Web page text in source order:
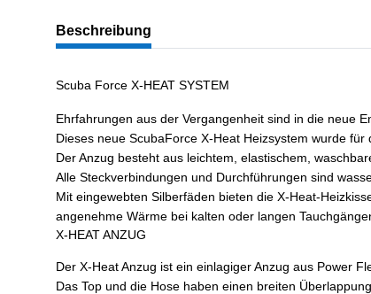
Beschreibung
Scuba Force X-HEAT SYSTEM
Ehrfahrungen aus der Vergangenheit sind in die neue
Dieses neue ScubaForce X-Heat Heizsystem wurde
Der Anzug besteht aus leichtem, elastischem,
Alle Steckverbindungen und Durchführungen sind
Mit eingewebten Silberfäden bieten die X-Heat-
angenehme Wärme bei kalten oder langen
X-HEAT ANZUG
Der X-Heat Anzug ist ein einlagiger Anzug aus Power
Das Top und die Hose haben einen breiten